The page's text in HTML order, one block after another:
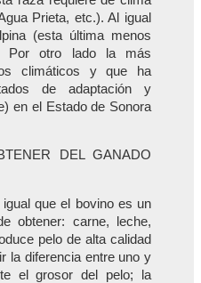
Prieta, etc.). Al igual
(esta última menos
Por otro lado la más
climáticos y que ha
de adaptación y
en el Estado de Sonora
DEL GANADO
que el bovino es un
obtener: carne, leche,
pelo de alta calidad
la diferencia entre uno y
el grosor del pelo; la